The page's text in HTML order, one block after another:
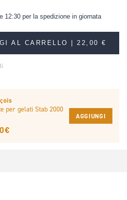
12:30 per la spedizione in giornata
AL CARRELLO |22,00 €
per gelati Stab 2000
€
AGGIUNGI